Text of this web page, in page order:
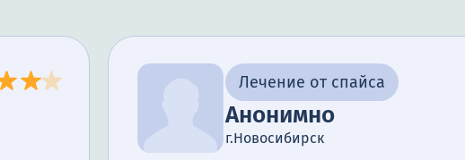
Лечение от спайса
Анонимно
г.Новосибирск